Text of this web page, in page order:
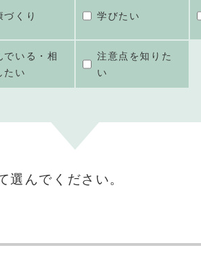
づくり 学びたい
でいる・相
たい
注意点を知りた
い
選んでください。